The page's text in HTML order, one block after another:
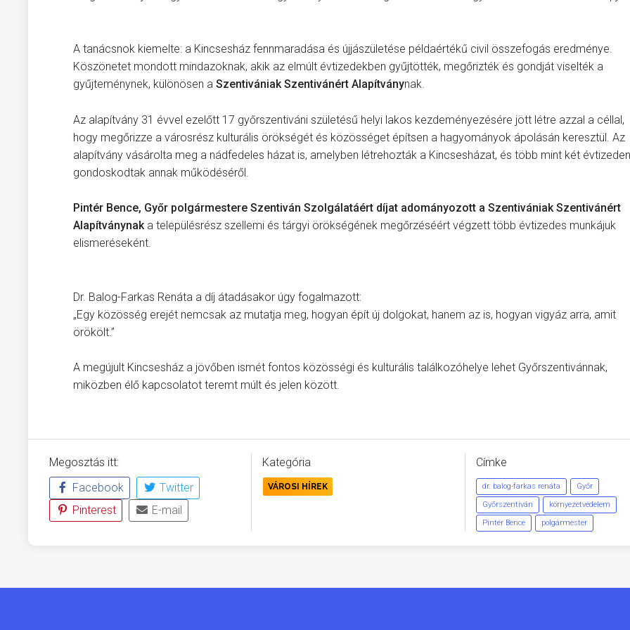
A tanácsnok kiemelte: a Kincsesház fennmaradása és újjászületése példaértékű civil összefogás eredménye.
Köszönetet mondott mindazoknak, akik az elmúlt évtizedekben gyűjtötték, megőrizték és gondját viselték a
gyűjteménynek, különösen a Szentivániak Szentivánért Alapítványnak.
Az alapítvány 31 évvel ezelőtt 17 győrszentiváni születésű helyi lakos kezdeményezésére jött létre azzal a céllal,
hogy megőrizze a városrész kulturális örökségét és közösséget építsen a hagyományok ápolásán keresztül. Az
alapítvány vásárolta meg a nádfedeles házat is, amelyben létrehozták a Kincsesházat, és több mint két
gondoskodtak annak működéséről.
Pintér Bence, Győr polgármestere Szentiván Szolgálatáért díjat adományozott a Szentivániak Szentivánért
Alapítványnaka településrész szellemi és tárgyi örökségének megőrzéséért végzett több évtizedes munkájuk
elismeréseként.
Dr. Balog-Farkas Renáta a díj átadásakor úgy fogalmazott:
„Egy közösség erejét nemcsak az mutatja meg, hogyan épít új dolgokat, hanem az is, hogyan vigyáz arra, amit
örökölt.”
A megújult Kincsesház a jövőben ismét fontos közösségi és kulturális találkozóhelye lehet Győrszentivánnak,
miközben élő kapcsolatot teremt múlt és jelen között.
Megosztás itt:
Facebook
Twitter
Pinterest
E-mail
Kategória
VÁROSI HÍREK
Címke
dr. balog-farkas renáta
Győr
Győrszentiván
környezetvédelem
Pintér Bence
polgármester